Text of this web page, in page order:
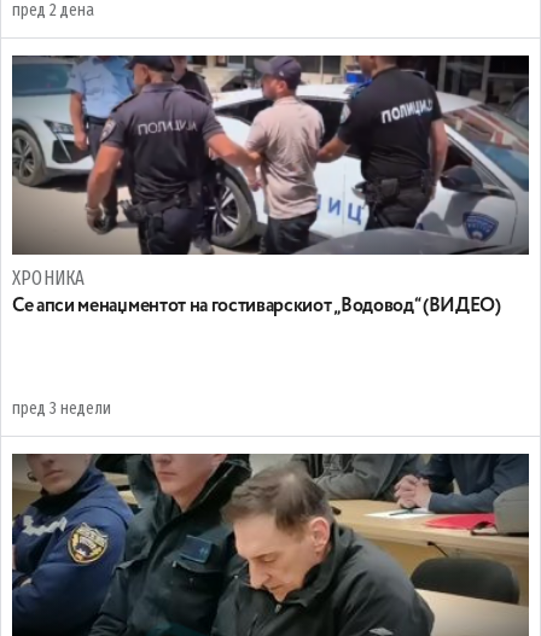
пред 2 дена
ХРОНИКА
Се апси менаџментот на гостиварскиот „Водовод“ (ВИДЕО)
пред 3 недели